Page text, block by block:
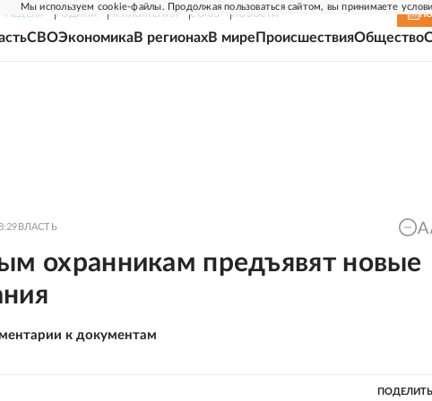
Мы используем cookie-файлы. Продолжая пользоваться сайтом, вы принимаете
НЕДЕЛЯ РОДИНА ПРИЛОЖЕНИЯ СОЮЗ НОВОСТИ
СВОЭкономикаВ регионахВ мире ПроисшествияОбщество
ВЛАСТЬ
охранникам предъявят новые
к документам